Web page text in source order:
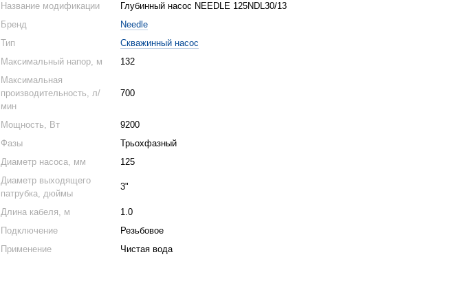
Название модификации
Глубинный насос NEEDLE 125NDL30/13
Бренд
Needle
Тип
Скважинный насос
Максимальный напор, м
132
Максимальная
производительность, л/
мин
700
Мощность, Вт
9200
Фазы
Трьохфазный
Диаметр насоса, мм
125
Диаметр выходящего
патрубка, дюймы
3"
Длина кабеля, м
1.0
Подключение
Резьбовое
Применение
Чистая вода